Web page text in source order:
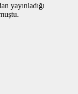
yayınladığı